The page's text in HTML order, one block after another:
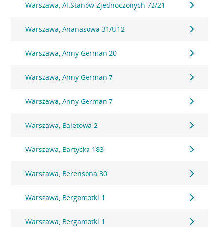
Warszawa, Al.Stanów Zjednoczonych 72/21
Warszawa, Ananasowa 31/U12
Warszawa, Anny German 20
Warszawa, Anny German 7
Warszawa, Anny German 7
Warszawa, Baletowa 2
Warszawa, Bartycka 183
Warszawa, Berensona 30
Warszawa, Bergamotki 1
Warszawa, Bergamotki 1